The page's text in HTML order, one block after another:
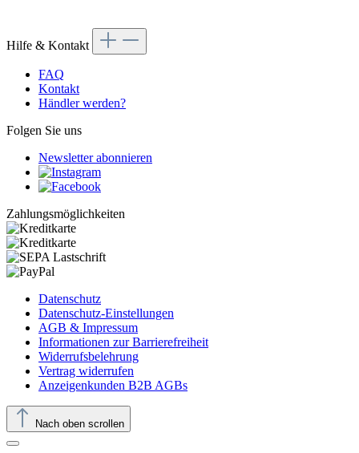
Hilfe & Kontakt
FAQ
Kontakt
Händler werden?
Folgen Sie uns
Newsletter abonnieren
Zahlungsmöglichkeiten
Datenschutz
Datenschutz-Einstellungen
AGB & Impressum
Informationen zur Barrierefreiheit
Widerrufsbelehrung
Vertrag widerrufen
Anzeigenkunden B2B AGBs
Nach oben scrollen